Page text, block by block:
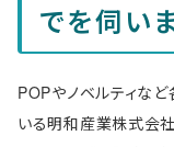
でを伺い
POPやノベルティな
いる明和産業株式会